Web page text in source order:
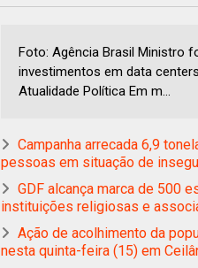
Foto: Agência Brasil Ministro
investimentos em data
Atualidade Política Em m...
Campanha arrecada 6,9
pessoas em situação de
GDF alcança marca de 500
instituições religiosas e
Ação de acolhimento da
nesta quinta-feira (15) em